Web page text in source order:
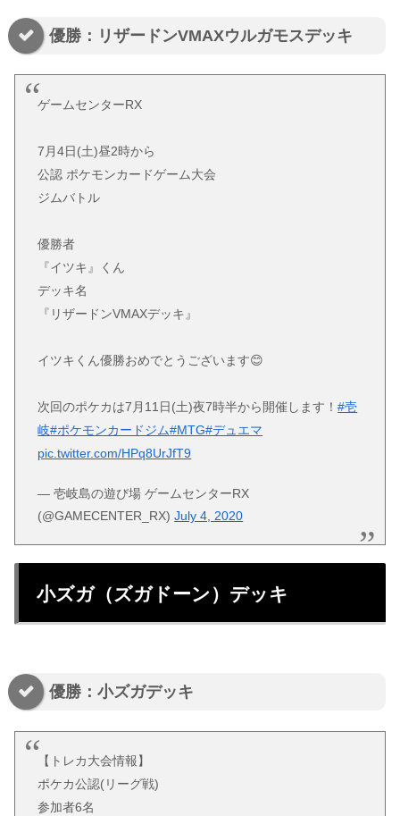
優勝：リザードンVMAXウルガモスデッキ
ゲームセンターRX
7月4日(土)昼2時から
公認 ポケモンカードゲーム大会
ジムバトル
優勝者
『イツキ』くん
デッキ名
『リザードンVMAXデッキ』
イツキくん優勝おめでとうございます😊
次回のポケカは7月11日(土)夜7時半から開催します！#壱
岐#ポケモンカードジム#MTG#デュエマ
pic.twitter.com/HPq8UrJfT9
— 壱岐島の遊び場 ゲームセンターRX
(@GAMECENTER_RX)July 4, 2020
小ズガ（ズガドーン）デッキ
優勝：小ズガデッキ
【トレカ大会情報】
ポケカ公認(リーグ戦)
参加者6名